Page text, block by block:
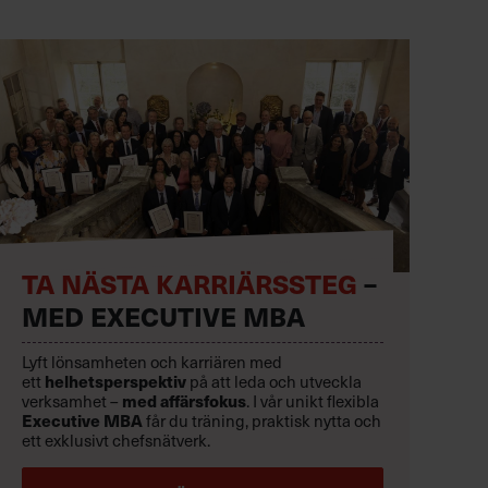
TA NÄSTA KARRIÄRSSTEG –
MED EXECUTIVE MBA
Lyft lönsamheten och karriären med
ett helhetsperspektiv på att leda och utveckla
verksamhet – med affärsfokus. I vår unikt flexibla
Executive MBA får du träning, praktisk nytta och
ett exklusivt chefsnätverk.